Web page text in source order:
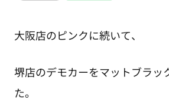
大阪店のピンクに続いて、
堺店のデモカーをマットブラッ
た。